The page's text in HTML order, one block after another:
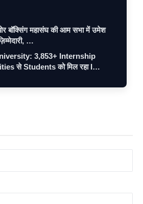
बॉक्सिंग महासंघ की आम सभा में उमेश
…
3,853+ Internship
से Students को मिल रहा I…